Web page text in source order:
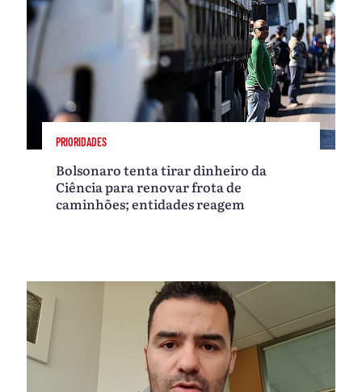
PRIORIDADES
Bolsonaro tenta tirar dinheiro da
Ciência para renovar frota de
caminhões; entidades reagem